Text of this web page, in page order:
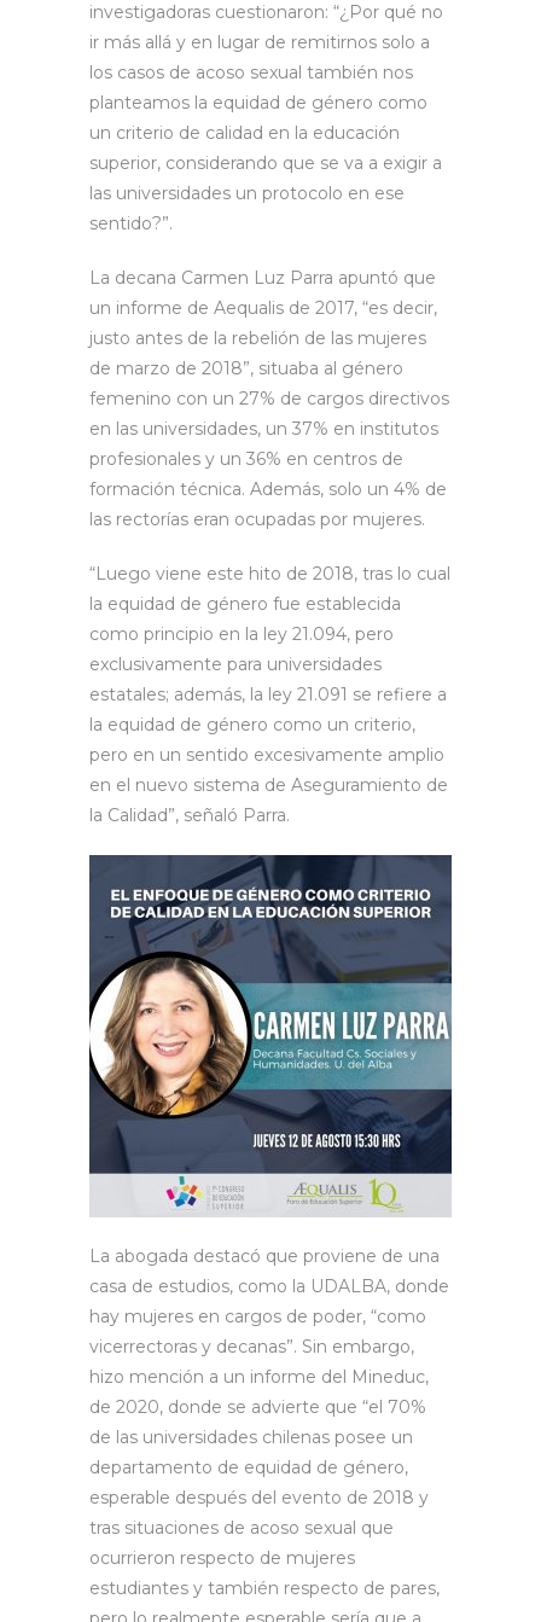
investigadoras cuestionaron: “¿Por qué no
ir más allá y en lugar de remitirnos solo a
los casos de acoso sexual también nos
planteamos la equidad de género como
un criterio de calidad en la educación
superior, considerando que se va a exigir a
las universidades un protocolo en ese
sentido?”.
La decana Carmen Luz Parra apuntó que
un informe de Aequalis de 2017, “es decir,
justo antes de la rebelión de las mujeres
de marzo de 2018”, situaba al género
femenino con un 27% de cargos directivos
en las universidades, un 37% en institutos
profesionales y un 36% en centros de
formación técnica. Además, solo un 4% de
las rectorías eran ocupadas por mujeres.
“Luego viene este hito de 2018, tras lo cual
la equidad de género fue establecida
como principio en la ley 21.094, pero
exclusivamente para universidades
estatales; además, la ley 21.091 se refiere a
la equidad de género como un criterio,
pero en un sentido excesivamente amplio
en el nuevo sistema de Aseguramiento de
la Calidad”, señaló Parra.
La abogada destacó que proviene de una
casa de estudios, como la UDALBA, donde
hay mujeres en cargos de poder, “como
vicerrectoras y decanas”. Sin embargo,
hizo mención a un informe del Mineduc,
de 2020, donde se advierte que “el 70%
de las universidades chilenas posee un
departamento de equidad de género,
esperable después del evento de 2018 y
tras situaciones de acoso sexual que
ocurrieron respecto de mujeres
estudiantes y también respecto de pares,